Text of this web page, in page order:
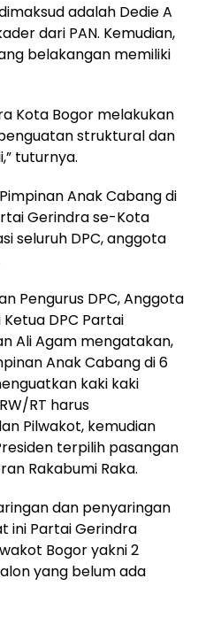
adalah Dedie A
dari PAN. Kemudian,
belakangan memiliki
Kota Bogor melakukan
struktural dan
tuturnya.
Anak Cabang di
Gerindra se-Kota
seluruh DPC, anggota
Pengurus DPC, Anggota
DPC Partai
Ali Agam mengatakan,
Anak Cabang di 6
kaki kaki
RT harus
Pilwakot, kemudian
terpilih pasangan
Rakabumi Raka.
dan penyaringan
ini Partai Gerindra
Bogor yakni 2
yang belum ada